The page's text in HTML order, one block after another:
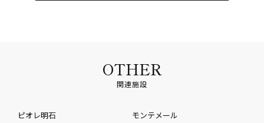
OTHER
関連施設
ピオレ明石
モンテメール